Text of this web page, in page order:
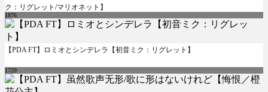
ク：リグレット/マリオネット】
1876
【PDA FT】ロミオとシンデレラ【初音ミク：リグレット】
1729